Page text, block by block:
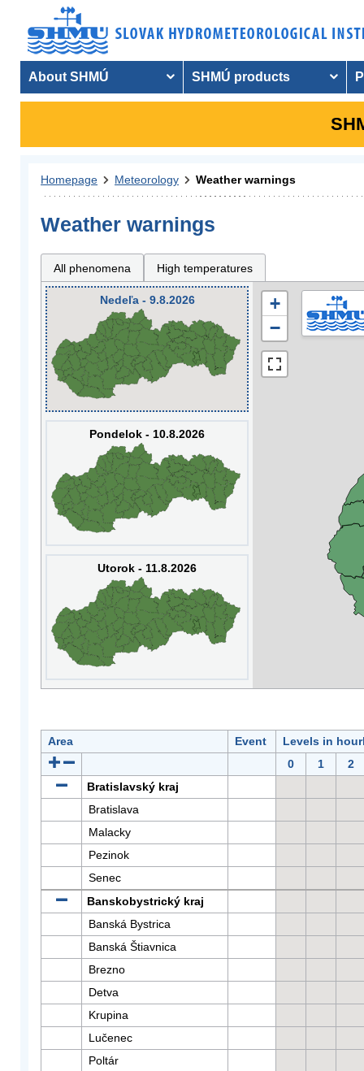
About SHMÚ SHMÚ products
Homepage Meteorology Weather warnings
Weather warnings
All phenomena High temperatures
Nedeľa - 9.8.2026
Pondelok - 10.8.2026
Utorok - 11.8.2026
+
−
Area Event
Levels in
0
1
2
Bratislavský kraj
Bratislava
Malacky
Pezinok
Senec
Banskobystrický kraj
Banská Bystrica
Banská Štiavnica
Brezno
Detva
Krupina
Lučenec
Poltár